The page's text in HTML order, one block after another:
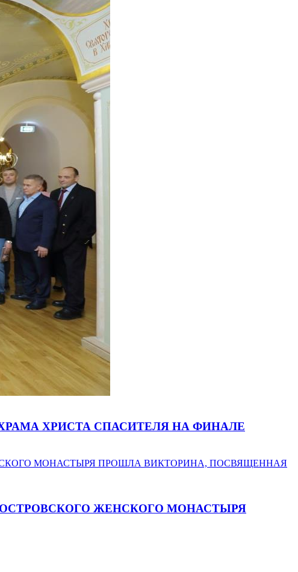
ХРИСТА СПАСИТЕЛЯ НА ФИНАЛЕ
ЖЕНСКОГО МОНАСТЫРЯ